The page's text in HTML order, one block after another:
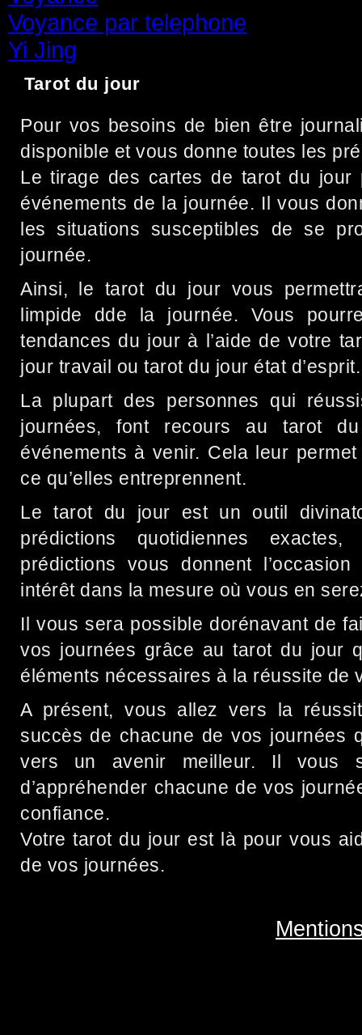
Voyance par telephone
Yi Jing
Tarot du jour
Pour vos besoins de bien être
disponible et vous donne toutes les
Le tirage des cartes de tarot du jour
événements de la journée. Il vous
les situations susceptibles de se
journée.
Ainsi, le tarot du jour vous
limpide dde la journée. Vous
tendances du jour à l’aide de votre
jour travail ou tarot du jour état d’esprit.
La plupart des personnes qui
journées, font recours au tarot
événements à venir. Cela leur
ce qu’elles entreprennent.
Le tarot du jour est un outil
prédictions quotidiennes
prédictions vous donnent
intérêt dans la mesure où vous en
Il vous sera possible dorénavant de
vos journées grâce au tarot du jour
éléments nécessaires à la réussite de
A présent, vous allez vers la
succès de chacune de vos journées
vers un avenir meilleur. Il vous
d’appréhender chacune de vos
confiance.
Votre tarot du jour est là pour vous
de vos journées.